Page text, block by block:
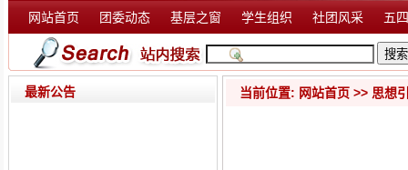
网站首页 团委动态 基层之窗 学生组织 社团风采 五
最新公告 当前位置: 网站首页 >> 思想